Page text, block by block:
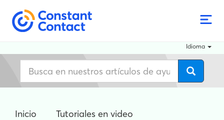
Idioma
Inicio Tutoriales en video